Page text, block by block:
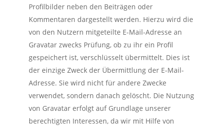
Profilbilder neben den Beiträgen oder
Kommentaren dargestellt werden. Hierzu wird die
von den Nutzern mitgeteilte E-Mail-Adresse an
Gravatar zwecks Prüfung, ob zu ihr ein Profil
gespeichert ist, verschlüsselt übermittelt. Dies ist
der einzige Zweck der Übermittlung der E-Mail-
Adresse. Sie wird nicht für andere Zwecke
verwendet, sondern danach gelöscht. Die Nutzung
von Gravatar erfolgt auf Grundlage unserer
berechtigten Interessen, da wir mit Hilfe von